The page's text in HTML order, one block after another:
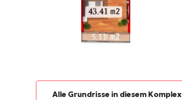
Alle Grundrisse in diesem Komplex